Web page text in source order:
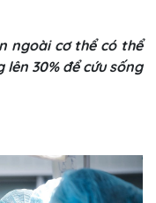
ngoài cơ thể có thể
30% để cứu sống